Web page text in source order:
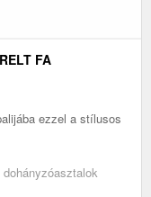
FA
ezzel a stílusos